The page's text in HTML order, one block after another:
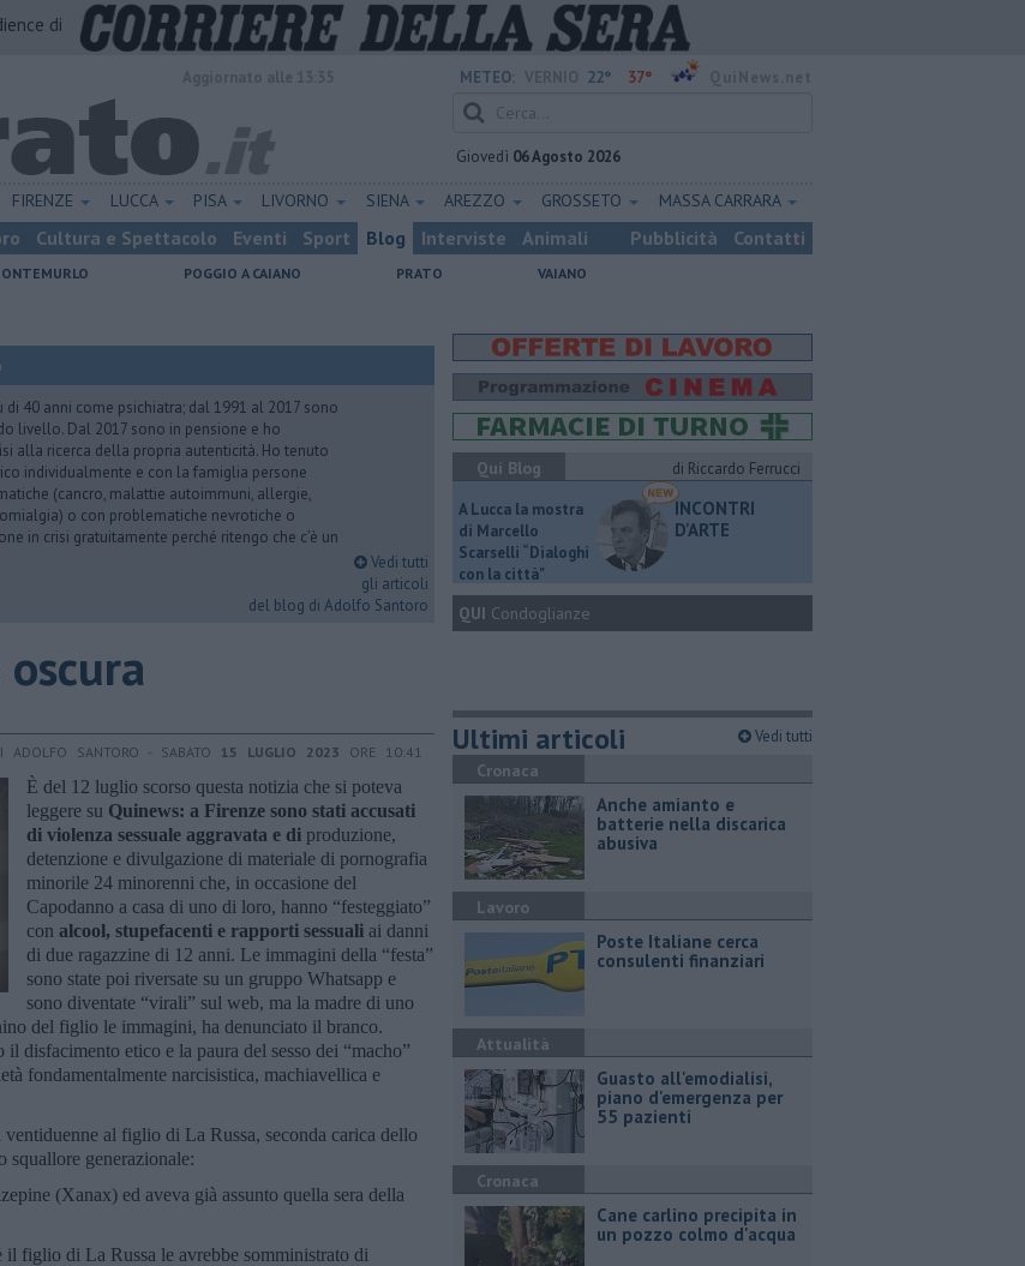
di
METEO: 22° 37°
Giovedì 06 Agosto 2026
FIRENZE LUCCA PISA LIVORNO SIENA AREZZO GROSSETO MASSA CARRARA
Cultura e Spettacolo Eventi Sport Blog Interviste Animali Pubblicità Contatti
POGGIO A CAIANO PRATO
VAIANO
40 anni come psichiatra; dal 1991 al 2017 sono
livello. Dal 2017 sono in pensione e ho
alla ricerca della propria autenticità. Ho tenuto
individualmente e con la famiglia persone
(cancro, malattie autoimmuni, allergie,
o con problematiche nevrotiche o
in crisi gratuitamente perché ritengo che c’è un
Vedi tutti
gli articoli
del blog di Adolfo Santoro
ADOLFO SANTORO - SABATO 15 LUGLIO 2023 ORE 10:41
È del 12 luglio scorso questa notizia che si poteva
leggere su Quinews: a Firenze sono stati accusati
di violenza sessuale aggravata e di produzione,
detenzione e divulgazione di materiale di pornografia
minorile 24 minorenni che, in occasione del
Capodanno a casa di uno di loro, hanno “festeggiato”
con alcool, stupefacenti e rapporti sessuali ai danni
di due ragazzine di 12 anni. Le immagini della “festa”
sono state poi riversate su un gruppo Whatsapp e
sono diventate “virali” sul web, ma la madre di uno
del figlio le immagini, ha denunciato il branco.
disfacimento etico e la paura del sesso dei “macho”
fondamentalmente narcisistica, machiavellica e
al figlio di La Russa, seconda carica dello
squallore generazionale:
(Xanax) ed aveva già assunto quella sera della
il figlio di La Russa le avrebbe somministrato di
Qui Blog
di Riccardo Ferrucci
A Lucca la mostra
di Marcello
Scarselli “Dialoghi
con la città"
INCONTRI
D'ARTE
QUI Condoglianze
Ultimi articoli Vedi tutti
Cronaca
Anche amianto e
batterie nella discarica
abusiva
Lavoro
Poste Italiane cerca
consulenti finanziari
Attualità
Guasto all'emodialisi,
piano d'emergenza per
55 pazienti
Cronaca
Cane carlino precipita in
un pozzo colmo d'acqua